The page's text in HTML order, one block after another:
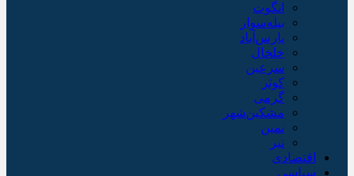
انگوت
بیله‌سوار
پارس‌آباد
خلخال
سرعین
کوثر
گرمی
مشکین‌شهر
نمین
نیر
اقتصادی
سیاسی